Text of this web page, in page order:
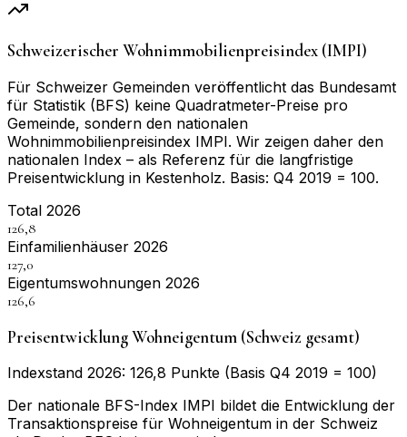
Schweizerischer Wohnimmobilienpreisindex (IMPI)
Für Schweizer Gemeinden veröffentlicht das Bundesamt
für Statistik (BFS) keine Quadratmeter-Preise pro
Gemeinde, sondern den nationalen
Wohnimmobilienpreisindex IMPI. Wir zeigen daher den
nationalen Index – als Referenz für die langfristige
Preisentwicklung in Kestenholz. Basis: Q4 2019 = 100.
Total 2026
126,8
Einfamilienhäuser 2026
127,0
Eigentumswohnungen 2026
126,6
Preisentwicklung Wohneigentum (Schweiz gesamt)
Indexstand 2026: 126,8 Punkte (Basis Q4 2019 = 100)
Der nationale BFS-Index IMPI bildet die Entwicklung der
Transaktionspreise für Wohneigentum in der Schweiz